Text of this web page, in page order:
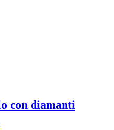
con diamanti